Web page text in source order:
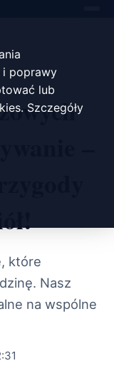
poprawy
lub
Szczegóły
–
które
Nasz
na wspólne